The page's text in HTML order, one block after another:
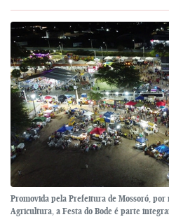
Promovida pela Prefeitura de Mossoró,
Agricultura, a Festa do Bode é parte